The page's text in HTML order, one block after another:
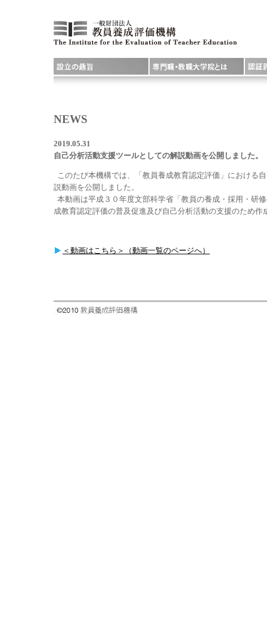
NEWS
2019.05.31
自己分析活動支援ツールとしての解説動画を公開しました。
このたび本機構では、「教員養成教育認定評価」における
説動画を公開しました。
本動画は平成３０年度文部科学省「教員の養成・採用・研
成教育認定評価の普及促進及び自己分析活動の支援のため作
＜動画はこちら＞（動画一覧のページへ）